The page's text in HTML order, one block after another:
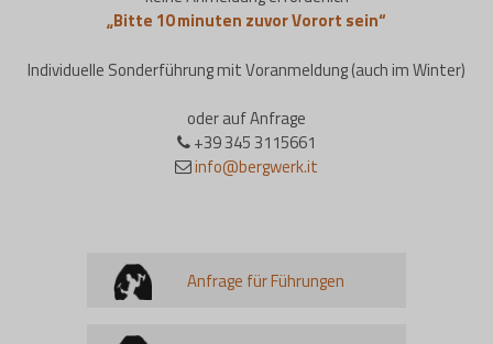
„Bitte 10 minuten zuvor Vorort sein“
Individuelle Sonderführung mit Voranmeldung (auch im Winter)
oder auf Anfrage
+39 345 3115661
info@bergwerk.it
Anfrage für Führungen